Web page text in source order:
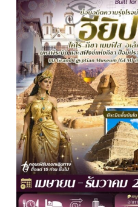
บริษัทเบสเฟรนด์
เส้นทางที่ต้องการ
หน้าแรก
ทัวร์ต่างประเทศ
จัดกรุ๊ปต่างประเทศ